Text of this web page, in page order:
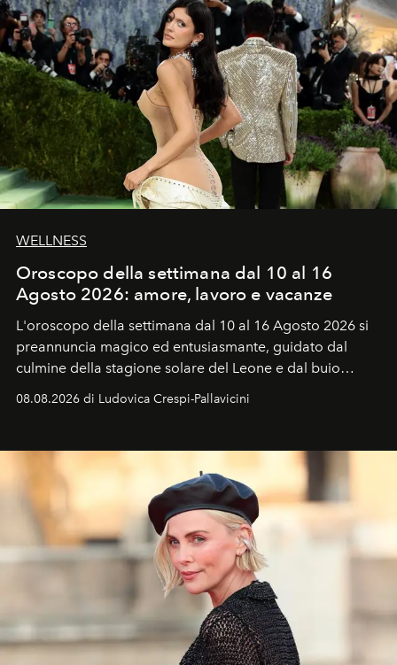
WELLNESS
Oroscopo della settimana dal 10 al 16
Agosto 2026: amore, lavoro e vacanze
L'oroscopo della settimana dal 10 al 16 Agosto 2026 si
preannuncia magico ed entusiasmante, guidato dal
culmine della stagione solare del Leone e dal buio
favorevole della Luna nuova in Leone del 12 agosto,
ideale per la notte delle Perseidi.
08.08.2026 di Ludovica Crespi-Pallavicini